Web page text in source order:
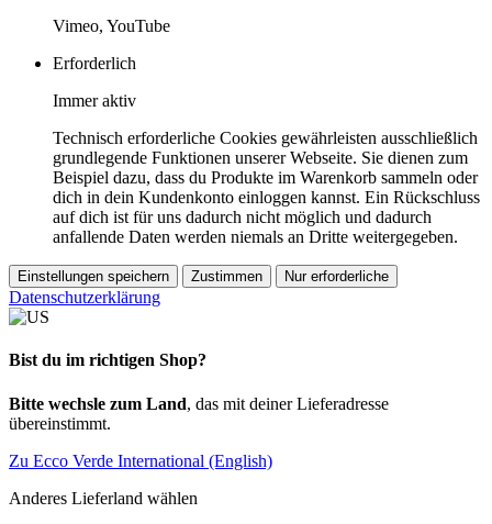
Vimeo, YouTube
Erforderlich
Immer aktiv
Technisch erforderliche Cookies gewährleisten ausschließlich
grundlegende Funktionen unserer Webseite. Sie dienen zum
Beispiel dazu, dass du Produkte im Warenkorb sammeln oder
dich in dein Kundenkonto einloggen kannst. Ein Rückschluss
auf dich ist für uns dadurch nicht möglich und dadurch
anfallende Daten werden niemals an Dritte weitergegeben.
Einstellungen speichern Zustimmen Nur erforderliche
Datenschutzerklärung
Bist du im richtigen Shop?
Bitte wechsle zum Land, das mit deiner Lieferadresse
übereinstimmt.
Zu Ecco Verde International (English)
Anderes Lieferland wählen